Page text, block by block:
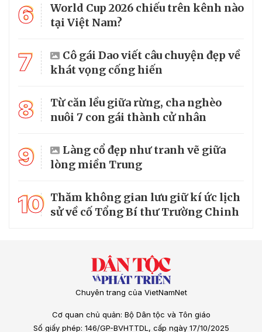
6
World Cup 2026 chiếu trên kênh nào
tại Việt Nam?
7
Cô gái Dao viết câu chuyện đẹp về
khát vọng cống hiến
8
Từ căn lều giữa rừng, cha nghèo
nuôi 7 con gái thành cử nhân
9
Làng cổ đẹp như tranh vẽ giữa
lòng miền Trung
10 Thăm không gian lưu giữ kí ức lịch
sử về cố Tổng Bí thư Trường Chinh
Chuyên trang của VietNamNet
Cơ quan chủ quản: Bộ Dân tộc và Tôn giáo
Số giấy phép: 146/GP-BVHTTDL, cấp ngày 17/10/2025